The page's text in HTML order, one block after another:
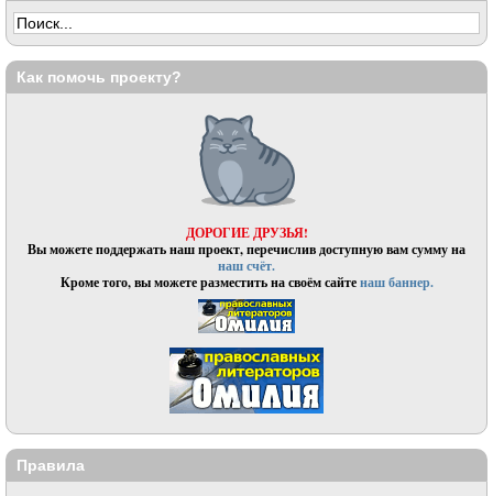
Как помочь проекту?
ДОРОГИЕ ДРУЗЬЯ!
Вы можете поддержать наш проект, перечислив доступную вам сумму на
наш счёт.
Кроме того, вы можете разместить на своём сайтенаш баннер.
Правила